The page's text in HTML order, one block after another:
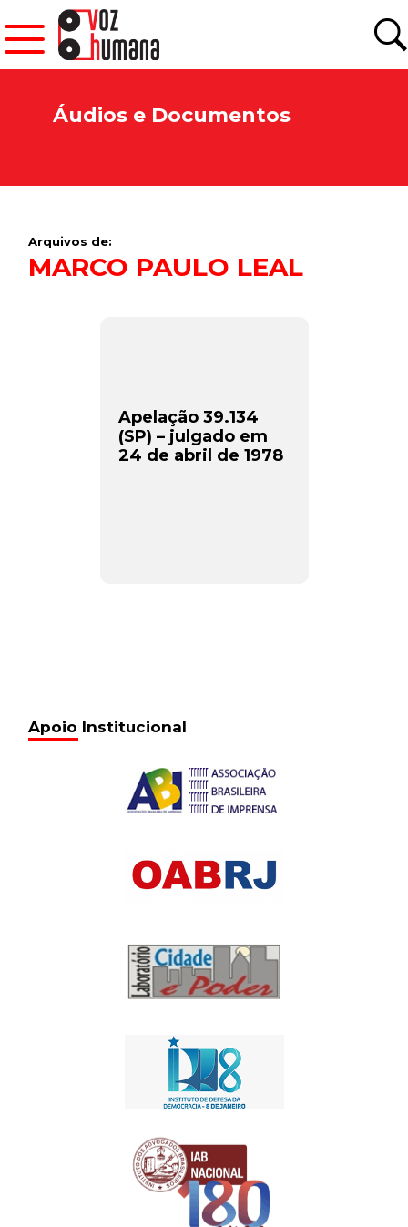
Áudios e Documentos
Arquivos de:
MARCO PAULO LEAL
Apelação 39.134
(SP) – julgado em
24 de abril de 1978
Apoio Institucional